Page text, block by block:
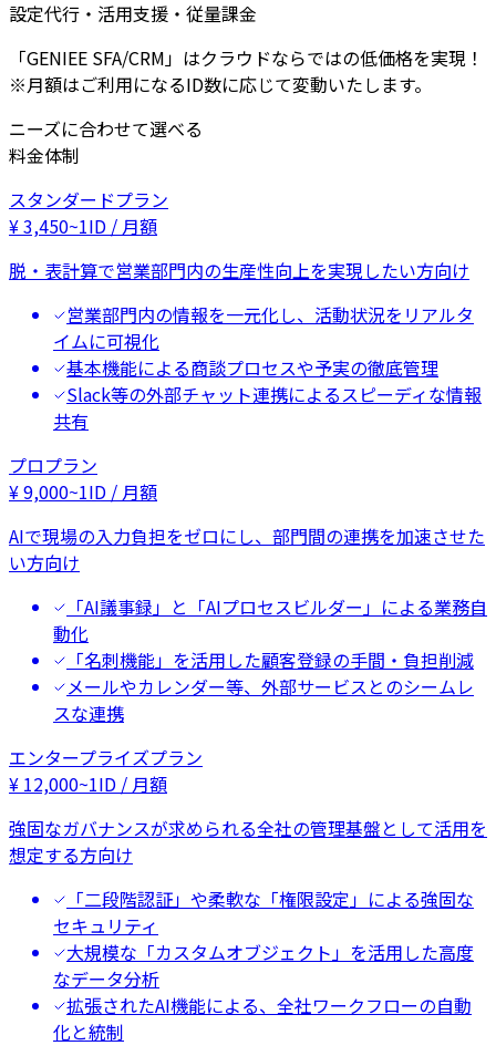
設定代行・活用支援・従量課金
「GENIEE SFA/CRM」はクラウドならではの低価格を実現！
※月額はご利用になるID数に応じて変動いたします。
ニーズに合わせて選べる
料金体制
スタンダードプラン
¥3,450~1ID / 月額
脱・表計算で営業部門内の生産性向上を実現したい方向け
営業部門内の情報を一元化し、活動状況をリアルタ
イムに可視化
基本機能による商談プロセスや予実の徹底管理
Slack等の外部チャット連携によるスピーディな情報
共有
プロプラン
¥9,000~1ID / 月額
AIで現場の入力負担をゼロにし、部門間の連携を加速させた
い方向け
「AI議事録」と「AIプロセスビルダー」による業務自
動化
「名刺機能」を活用した顧客登録の手間・負担削減
メールやカレンダー等、外部サービスとのシームレ
スな連携
エンタープライズプラン
¥ 12,000~1ID / 月額
強固なガバナンスが求められる全社の管理基盤として活用を
想定する方向け
「二段階認証」や柔軟な「権限設定」による強固な
セキュリティ
大規模な「カスタムオブジェクト」を活用した高度
なデータ分析
拡張されたAI機能による、全社ワークフローの自動
化と統制